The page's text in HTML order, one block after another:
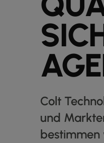
Colt
und
bestimmen